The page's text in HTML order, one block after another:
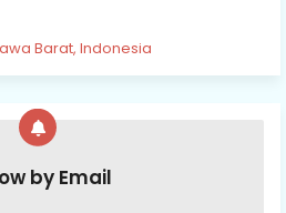
Barat, Indonesia
by Email